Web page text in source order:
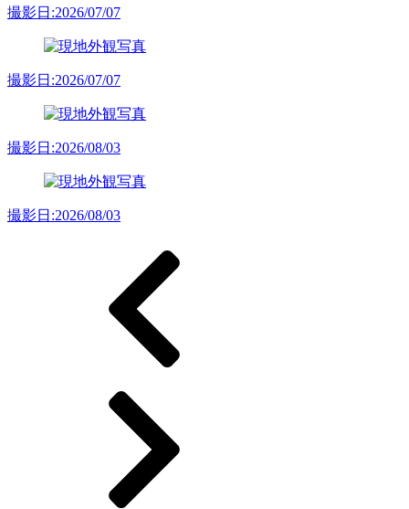
撮影日:2026/07/07
撮影日:2026/07/07
撮影日:2026/08/03
撮影日:2026/08/03